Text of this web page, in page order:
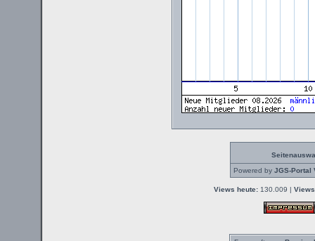
Powered by JGS-Portal
Views heute: 130.009 |